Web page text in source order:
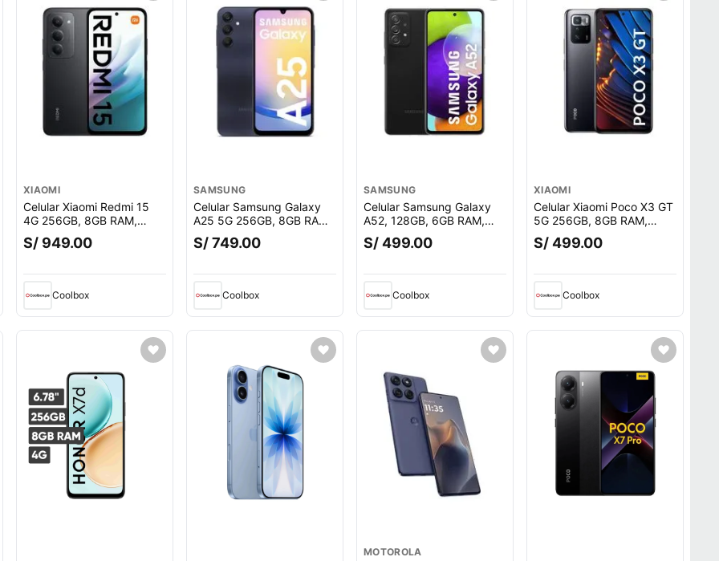
XIAOMI
Celular Xiaomi Redmi 15
4G 256GB, 8GB RAM,
cámara trasera 50 MP y
frontal 8MP, 6.9"", negro
S/ 949.00
Coolbox
SAMSUNG
Celular Samsung Galaxy
A25 5G 256GB, 8GB RAM,
cámara trasera 50MP y
frontal 13MP, 6.5"", negro
S/ 749.00
Coolbox
SAMSUNG
Celular Samsung Galaxy
A52, 128GB, 6GB RAM,
cámara trasera 64MP y
frontal 32MP, 6.5"",
S/ 499.00
Coolbox
XIAOMI
Celular Xiaomi Poco X3 GT
5G 256GB, 8GB RAM,
cámara trasera 64MP y
frontal 16MP, 6.6"", negro
S/ 499.00
Coolbox
MOTOROLA